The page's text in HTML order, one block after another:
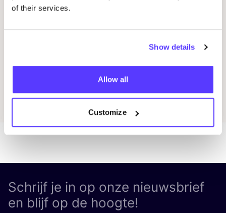
of their services.
Show details
Allow all
Customize
Ontdek alle evenementen
Schrijf je in op onze nieuwsbrief
en blijf op de hoogte!